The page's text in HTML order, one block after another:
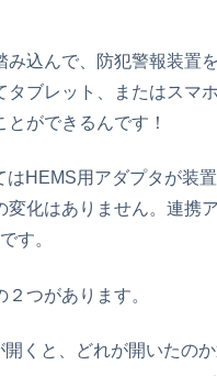
み込んで、防犯警報装置
タブレット、またはスマ
ができるんです！
はHEMS用アダプタが装
変化はありません。連携
す。
つがあります。
くと、どれが開いたのか